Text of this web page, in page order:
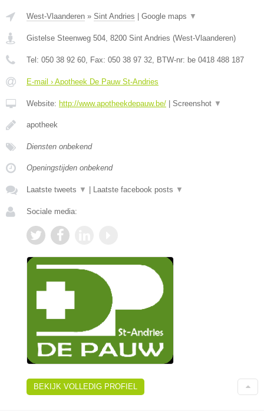
West-Vlaanderen » Sint Andries | Google maps ▼
Gistelse Steenweg 504 8200 Sint Andries (West-Vlaanderen)
Tel: 050 38 92 60 , Fax: 050 38 97 32 , BTW-nr: be 0418 488 187
E-mail › Apotheek De Pauw St-Andries
Website: http://www.apotheekdepauw.be/ | Screenshot ▼
apotheek
Diensten onbekend
Openingstijden onbekend
Laatste tweets ▼ | Laatste facebook posts ▼
Sociale media:
BEKIJK VOLLEDIG PROFIEL